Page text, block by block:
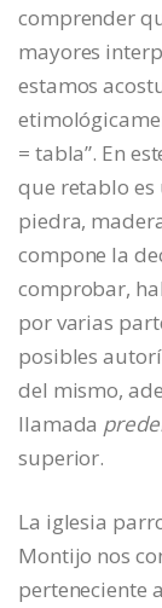
comprender
mayores
estamos
= tabla”. En
que retablo es
piedra,
compone la
comprobar,
por varias
posibles
del mismo,
llamada
superior.
La iglesia
Montijo nos
perteneciente